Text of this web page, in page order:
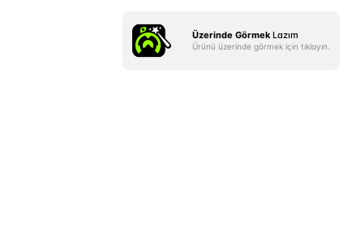
Üzerinde Görmek Lazım
Ürünü üzerinde görmek için tıklayın.